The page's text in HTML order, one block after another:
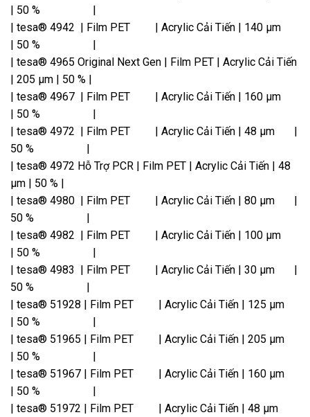
| 50 % |
| tesa® 4942 | Film PET | Acrylic Cải Tiến | 140 µm
| 50 % |
| tesa® 4965 Original Next Gen | Film PET | Acrylic Cải Tiến
| 205 µm | 50 % |
| tesa® 4967 | Film PET | Acrylic Cải Tiến | 160 µm
| 50 % |
| tesa® 4972 | Film PET | Acrylic Cải Tiến | 48 µm |
50 % |
| tesa® 4972 Hỗ Trợ PCR | Film PET | Acrylic Cải Tiến | 48
µm | 50 % |
| tesa® 4980 | Film PET | Acrylic Cải Tiến | 80 µm |
50 % |
| tesa® 4982 | Film PET | Acrylic Cải Tiến | 100 µm
| 50 % |
| tesa® 4983 | Film PET | Acrylic Cải Tiến | 30 µm |
50 % |
| tesa® 51928 | Film PET | Acrylic Cải Tiến | 125 µm
| 50 % |
| tesa® 51965 | Film PET | Acrylic Cải Tiến | 205 µm
| 50 % |
| tesa® 51967 | Film PET | Acrylic Cải Tiến | 160 µm
| 50 % |
| tesa® 51972 | Film PET | Acrylic Cải Tiến | 48 µm